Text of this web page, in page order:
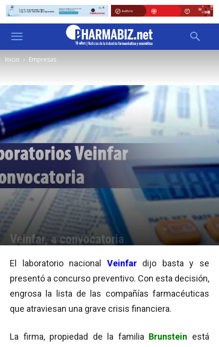
Inicio Empresas
Veinfar, a convocatoria
El laboratorio nacional Veinfardijo basta y se
presentó a concurso preventivo. Con esta decisión,
engrosa la lista de las compañías farmacéuticas
que atraviesan una grave crisis financiera.
La firma, propiedad de la familia Brunstein está